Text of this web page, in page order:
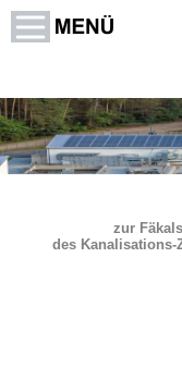
zur
des Kanalisations-